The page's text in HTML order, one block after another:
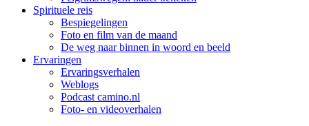
Spirituele reis
Bespiegelingen
Foto en film van de maand
De weg naar binnen in woord en beeld
Ervaringen
Ervaringsverhalen
Weblogs
Podcast camino.nl
Foto- en videoverhalen